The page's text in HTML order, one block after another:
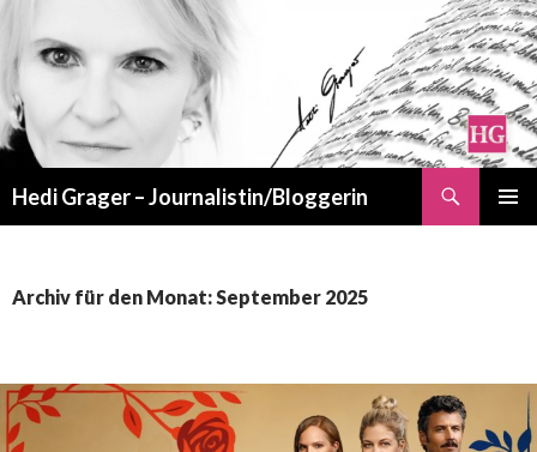
Hedi Grager – Journalistin/Bloggerin
Archiv für den Monat: September 2025